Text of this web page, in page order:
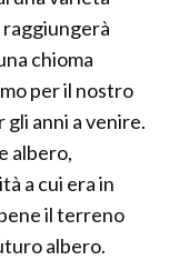
raggiungerà
chioma
per il nostro
gli anni a venire.
albero,
a cui era in
il terreno
albero.